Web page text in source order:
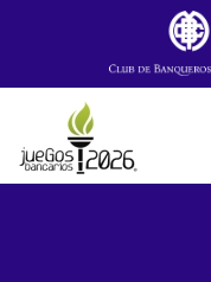
Skip to main